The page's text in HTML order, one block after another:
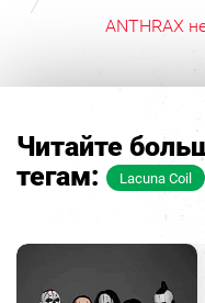
ANTHRAX
Читайте
тегам:
Lacuna Coil